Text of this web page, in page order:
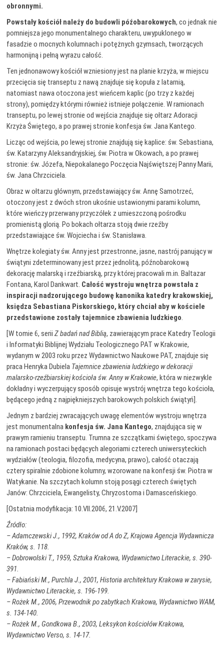
obronnymi.
Powstały kościół należy do budowli późobarokowych, co jednak nie
pomniejsza jego monumentalnego charakteru, uwypuklonego w
fasadzie o mocnych kolumnach i potężnych gzymsach, tworzących
harmonijną i pełną wyrazu całość.
Ten jednonawowy kościół wzniesiony jest na planie krzyża, w miejscu
przecięcia się transeptu z nawą znajduje się kopuła z latarnią,
natomiast nawa otoczona jest wieńcem kaplic (po trzy z każdej
strony), pomiędzy którymi również istnieje połączenie. W ramionach
transeptu, po lewej stronie od wejścia znajduje się ołtarz Adoracji
Krzyża Świętego, a po prawej stronie konfesja św. Jana Kantego.
Licząc od wejścia, po lewej stronie znajdują się kaplice: św. Sebastiana,
św. Katarzyny Aleksandryjskiej, św. Piotra w Okowach, a po prawej
stronie: św. Józefa, Niepokalanego Poczęcia Najświętszej Panny Marii,
św. Jana Chrzciciela.
Obraz w ołtarzu głównym, przedstawiający św. Annę Samotrzeć,
otoczony jest z dwóch stron ukośnie ustawionymi parami kolumn,
które wieńczy przerwany przyczółek z umieszczoną pośrodku
promienistą glorią. Po bokach ołtarza stoją dwie rzeźby
przedstawiające św. Wojciecha i św. Stanisława.
Wnętrze kolegiaty św. Anny jest przestronne, jasne, nastrój panujący w
świątyni zdeterminowany jest przez jednolitą, późnobarokową
dekorację malarską i rzeźbiarską, przy której pracowali m.in. Baltazar
Fontana, Karol Dankwart. Całość wystroju wnętrza powstała z
inspiracji nadzorującego budowę kanonika katedry krakowskiej,
księdza Sebastiana Piskorskiego, który chciał aby w kościele
przedstawione zostały tajemnice zbawienia ludzkiego
[W tomie 6, seriiZ badań nad Biblią, zawierającym prace Katedry Teologii
i Informatyki Biblijnej Wydziału Teologicznego PAT w Krakowie,
wydanym w 2003 roku przez Wydawnictwo Naukowe PAT, znajduje się
praca Henryka Dubiela Tajemnice zbawienia ludzkiego w dekoracji
malarsko-rzeźbiarskiej kościoła św. Anny w Krakowie, która w niezwykle
dokładny i wyczerpujący sposób opisuje wystrój wnętrza tego kościoła,
będącego jedną z najpiękniejszych barokowych polskich świątyń].
Jednym z bardziej zwracających uwagę elementów wystroju wnętrza
jest monumentalna konfesja św. Jana Kantego, znajdująca się w
prawym ramieniu transeptu. Trumna ze szczątkami świętego, spoczywa
na ramionach postaci będących alegoriami czterech uniwersyteckich
wydziałów (teologia, filozofia, medycyna, prawo), całość otaczają
cztery spiralnie zdobione kolumny, wzorowane na konfesji św. Piotra w
Watykanie. Na szczytach kolumn stoją posągi czterech świętych
Janów: Chrzciciela, Ewangelisty, Chryzostoma i Damasceńskiego.
[Ostatnia modyfikacja: 10.VII.2006, 21.V.2007]
Źródło:
– Adamczewski J., 1992, Kraków od A do Z, Krajowa Agencja Wydawnicza
Kraków, s. 118.
– Dobrowolski T., 1959, Sztuka Krakowa, Wydawnictwo Literackie, s. 390-
391.
– Fabiański M., Purchla J., 2001, Historia architektury Krakowa w zarysie,
Wydawnictwo Literackie, s. 196-199.
– Rożek M., 2006, Przewodnik po zabytkach Krakowa, Wydawnictwo WAM,
s. 134-140.
– Rożek M., Gondkowa B., 2003, Leksykon kościołów Krakowa,
Wydawnictwo Verso, s. 14-17.